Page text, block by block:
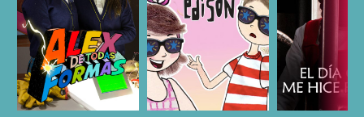
ESCUCHAR ESCUCHAR